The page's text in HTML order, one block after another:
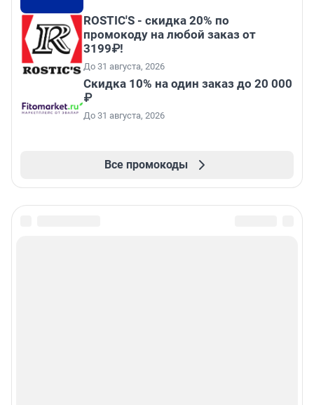
ROSTIC'S - скидка 20% по
промокоду на любой заказ от
3199₽!
До 31 августа, 2026
Скидка 10% на один заказ до 20 000
₽
До 31 августа, 2026
Все промокоды